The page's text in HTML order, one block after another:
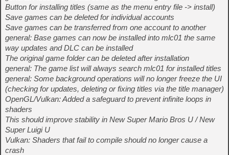
Button for installing titles (same as the menu entry file -> install)
Save games can be deleted for individual accounts
Save games can be transferred from one account to another
general: Base games can now be installed into mlc01 the same
way updates and DLC can be installed
The original game folder can be deleted after installation
general: The game list will always search mlc01 for installed titles
general: Some background operations will no longer freeze the UI
(checking for updates, deleting or fixing titles via the title manager)
OpenGL/Vulkan: Added a safeguard to prevent infinite loops in
shaders
This should improve stability in New Super Mario Bros U / New
Super Luigi U
Vulkan: Shaders that fail to compile should no longer cause a
crash